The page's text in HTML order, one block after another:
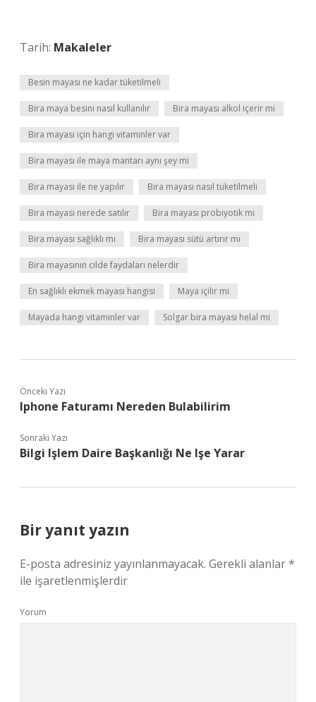
Tarih: Makaleler
Besin mayası ne kadar tüketilmeli
Bira maya besini nasıl kullanılır Bira mayası alkol içerir mi
Bira mayası için hangi vitaminler var
Bira mayası ile maya mantarı aynı şey mi
Bira mayası ile ne yapılır Bira mayası nasıl tüketilmeli
Bira mayası nerede satılır Bira mayası probiyotik mi
Bira mayası sağlıklı mı Bira mayası sütü artırır mı
Bira mayasının cilde faydaları nelerdir
En sağlıklı ekmek mayası hangisi Maya içilir mi
Mayada hangi vitaminler var Solgar bira mayası helal mi
Önceki Yazı
Iphone Faturamı Nereden Bulabilirim
Sonraki Yazı
Bilgi Işlem Daire Başkanlığı Ne Işe Yarar
Bir yanıt yazın
E-posta adresiniz yayınlanmayacak. Gerekli alanlar*
ile işaretlenmişlerdir
Yorum